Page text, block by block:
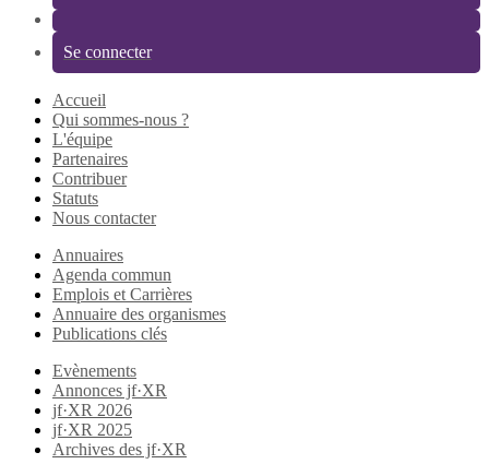
Se connecter
Accueil
Qui sommes-nous ?
L'équipe
Partenaires
Contribuer
Statuts
Nous contacter
Annuaires
Agenda commun
Emplois et Carrières
Annuaire des organismes
Publications clés
Evènements
Annonces jf·XR
jf·XR 2026
jf·XR 2025
Archives des jf·XR